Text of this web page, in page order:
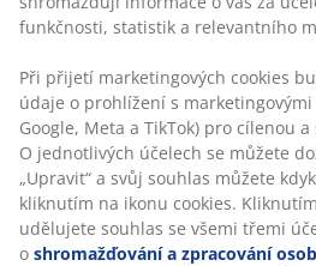
Specifikace
Hodnocení
( 7)
Doprava
funkčnosti, statistik a relevantního
Při přijetí marketingových cookies
údaje o prohlížení s
Google, Meta a TikTok) pro cílenou
O jednotlivých účelech se můžete
„Upravit“ a svůj souhlas můžete
kliknutím na ikonu cookies.
udělujete souhlas se všemi třemi
o shromažďování a zpracování